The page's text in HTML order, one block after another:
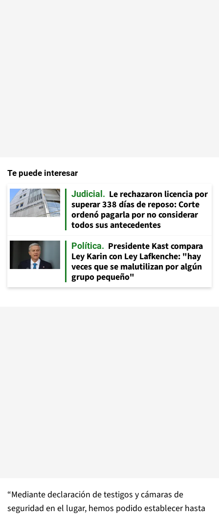
Te puede interesar
Judicial
Le rechazaron licencia por
superar 338 días de reposo: Corte
ordenó pagarla por no considerar
todos sus antecedentes
Política
Presidente Kast compara
Ley Karin con Ley Lafkenche: "hay
veces que se malutilizan por algún
grupo pequeño"
“Mediante declaración de testigos y cámaras de
seguridad en el lugar, hemos podido establecer hasta